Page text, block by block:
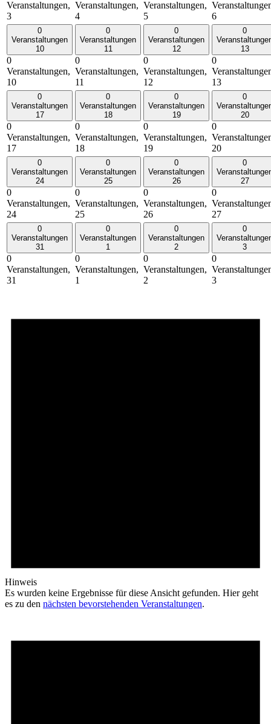
Veranstaltungen,
3
Veranstaltungen,
4
Veranstaltungen,
5
6
0
Veranstaltungen
10
0
Veranstaltungen,
10
0
Veranstaltungen
11
0
Veranstaltungen,
11
0
Veranstaltungen
12
0
Veranstaltungen,
12
0
13
0
13
0
Veranstaltungen
17
0
Veranstaltungen,
17
0
Veranstaltungen
18
0
Veranstaltungen,
18
0
Veranstaltungen
19
0
Veranstaltungen,
19
0
20
0
20
0
Veranstaltungen
24
0
Veranstaltungen,
24
0
Veranstaltungen
25
0
Veranstaltungen,
25
0
Veranstaltungen
26
0
Veranstaltungen,
26
0
27
0
27
0
Veranstaltungen
31
0
Veranstaltungen,
31
0
Veranstaltungen
1
0
Veranstaltungen,
1
0
Veranstaltungen
2
0
Veranstaltungen,
2
0
3
0
3
Hinweis
Es wurden keine Ergebnisse für diese Ansicht gefunden. Hier geht
es zu den nächsten bevorstehenden Veranstaltungen.